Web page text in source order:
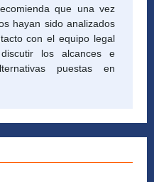
que una vez
hayan sido analizados
con el equipo legal
los alcances e
puestas en